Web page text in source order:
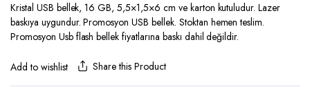
Kristal USB bellek, 16 GB, 5,5×1,5×6 cm ve karton kutuludur. Lazer
baskıya uygundur. Promosyon USB bellek. Stoktan hemen teslim.
Promosyon Usb flash bellek fiyatlarına baskı dahil değildir.
Add to wishlist Share this Product